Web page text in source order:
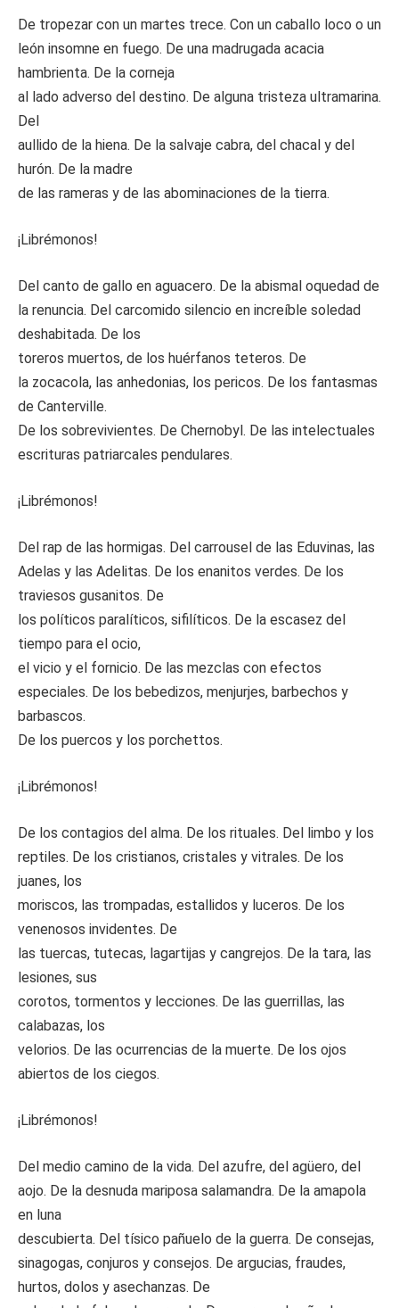
De tropezar con un martes trece. Con un caballo loco o un
león insomne en fuego. De una madrugada acacia
hambrienta. De la corneja
al lado adverso del destino. De alguna tristeza ultramarina.
Del
aullido de la hiena. De la salvaje cabra, del chacal y del
hurón. De la madre
de las rameras y de las abominaciones de la tierra.
¡Librémonos!
Del canto de gallo en aguacero. De la abismal oquedad de
la renuncia. Del carcomido silencio en increíble soledad
deshabitada. De los
toreros muertos, de los huérfanos teteros. De
la zocacola, las anhedonias, los pericos. De los fantasmas
de Canterville.
De los sobrevivientes. De Chernobyl. De las intelectuales
escrituras patriarcales pendulares.
¡Librémonos!
Del rap de las hormigas. Del carrousel de las Eduvinas, las
Adelas y las Adelitas. De los enanitos verdes. De los
traviesos gusanitos. De
los políticos paralíticos, sifilíticos. De la escasez del
tiempo para el ocio,
el vicio y el fornicio. De las mezclas con efectos
especiales. De los bebedizos, menjurjes, barbechos y
barbascos.
De los puercos y los porchettos.
¡Librémonos!
De los contagios del alma. De los rituales. Del limbo y los
reptiles. De los cristianos, cristales y vitrales. De los
juanes, los
moriscos, las trompadas, estallidos y luceros. De los
venenosos invidentes. De
las tuercas, tutecas, lagartijas y cangrejos. De la tara, las
lesiones, sus
corotos, tormentos y lecciones. De las guerrillas, las
calabazas, los
velorios. De las ocurrencias de la muerte. De los ojos
abiertos de los ciegos.
¡Librémonos!
Del medio camino de la vida. Del azufre, del agüero, del
aojo. De la desnuda mariposa salamandra. De la amapola
en luna
descubierta. Del tísico pañuelo de la guerra. De consejas,
sinagogas, conjuros y consejos. De argucias, fraudes,
hurtos, dolos y asechanzas. De